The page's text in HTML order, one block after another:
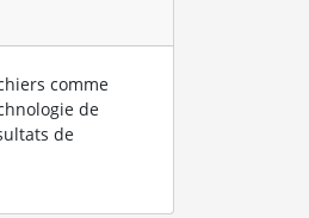
comme
de
de